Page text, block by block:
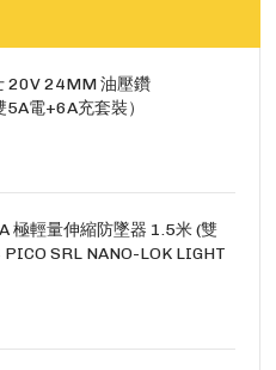
20V 24MM 油壓鑽
電+6A充套裝）
極輕量伸縮防墜器 1.5米 (雙
SRL NANO-LOK LIGHT